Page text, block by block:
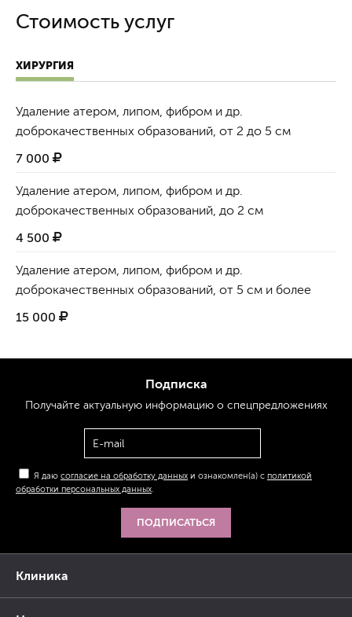
Стоимость услуг
ХИРУРГИЯ
Удаление атером, липом, фибром и др.
доброкачественных образований, от 2 до 5 см
7 000
Удаление атером, липом, фибром и др.
доброкачественных образований, до 2 см
4 500
Удаление атером, липом, фибром и др.
доброкачественных образований, от 5 см и более
15 000
Клиника
Подписка
Получайте актуальнуюинформациюо спецпредложениях
Я даю согласие на обработку данных и ознакомлен(а) с политикой
обработки персональных данных
ПОДПИСАТЬСЯ